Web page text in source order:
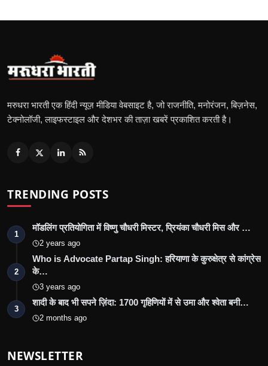
मरुधरा भारती एक हिंदी न्यूज़ मीडिया वेबसाइट है, जो राजनीति, मनोरंजन, बिज़नेस,
टेक्नोलॉजी, लाइफस्टाइल और देशभर की ताज़ा खबरें प्रकाशित करती है।
TRENDING POSTS
1
मॉडलिंग प्रतियोगिता में विष्णु चौधरी मिस्टर, प्रियंका चौधरी मिस और …
2 years ago
2
Who is Advocate Partap Singh: हरियाणा के कुरुक्षेत्र से कांग्रेस
के…
3 years ago
3
शादी के बाद भी सपने ज़िंदा: 1700 गृहिणियों में से उमा और श्वेता बनी…
2 months ago
NEWSLETTER